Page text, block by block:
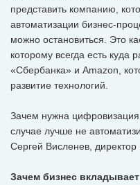
ОБРАТНАЯ СВЯЗЬ
представить компанию,
автоматизации бизнес-
можно остановиться. Это
которому всегда есть куда
«Сбербанка» и Amazon,
развитие технологий.
Зачем нужна цифровизация,
случае лучше не
Сергей Висленев, директор
Зачем бизнес